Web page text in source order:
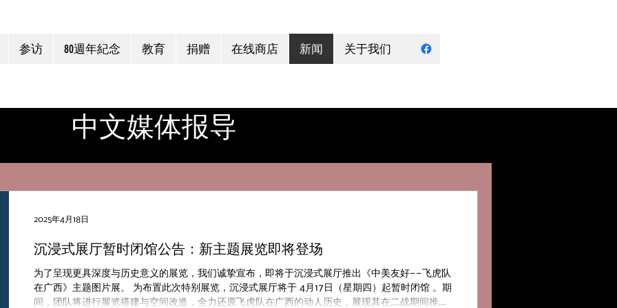
参访 80週年紀念 教育 捐赠 在线商店 新闻 关于我们
中文媒体报导
沉浸式展厅暂时闭馆公告：新主题展览即将登场
为了呈现更具深度与历史意义的展览，我们诚挚宣布，即将于沉浸式展厅推出《中美友好——飞虎队
在广西》主题图片展。 为布置此次特别展览，沉浸式展厅将于 4月17日（星期四）起暂时闭馆 。期
间，团队将进行展览搭建与空间改造，全力还原飞虎队在广西的动人历史，展现其在二战期间推动
2025年4月18日